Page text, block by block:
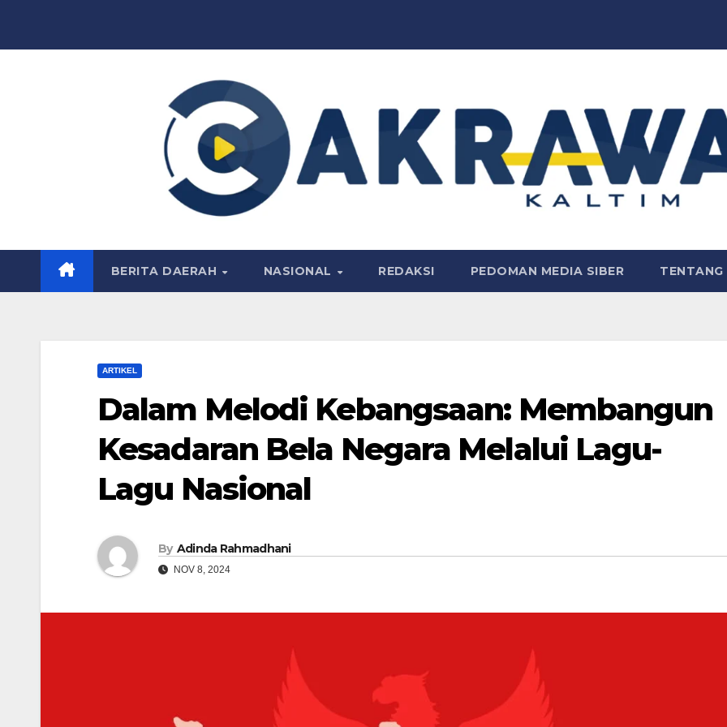
BERITA DAERAH NASIONAL REDAKSI PEDOMAN MEDIA SIBER TENTANG
ARTIKEL
Dalam Melodi Kebangsaan: Membangun
Kesadaran Bela Negara Melalui Lagu-
Lagu Nasional
By Adinda Rahmadhani
NOV 8, 2024